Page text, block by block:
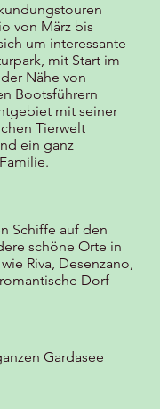
von März bis
um interessante
mit Start im
Nähe von
Bootsführern
mit seiner
Tierwelt
ein ganz
Schiffe auf den
schöne Orte in
Riva, Desenzano,
Dorf
Gardasee